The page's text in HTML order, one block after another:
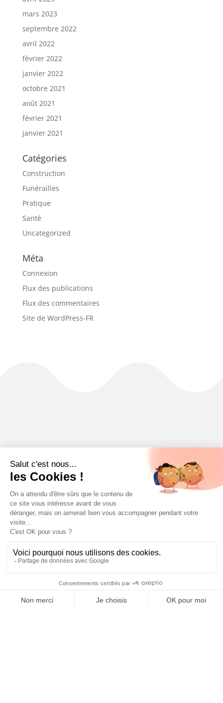
mars 2023
septembre 2022
avril 2022
février 2022
janvier 2022
octobre 2021
août 2021
février 2021
janvier 2021
Catégories
Construction
Funérailles
Pratique
Santé
Uncategorized
Méta
Connexion
Flux des publications
Flux des commentaires
Site de WordPress-FR